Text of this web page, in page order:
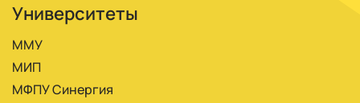
Университеты
ММУ
МИП
МФПУ Синергия